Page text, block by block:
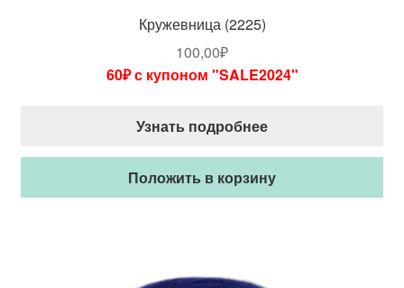
Кружевница (2225)
100,00₽
60₽ с купоном "SALE2024"
Узнать подробнее
Положить в корзину